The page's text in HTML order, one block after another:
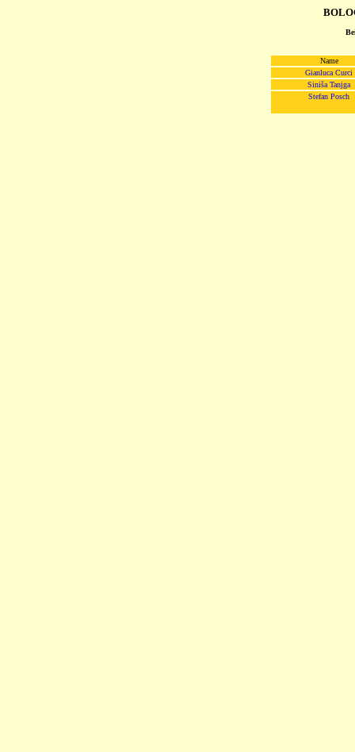
Name
Gianluca Curci
Siniša Tanjga
Stefan Posch